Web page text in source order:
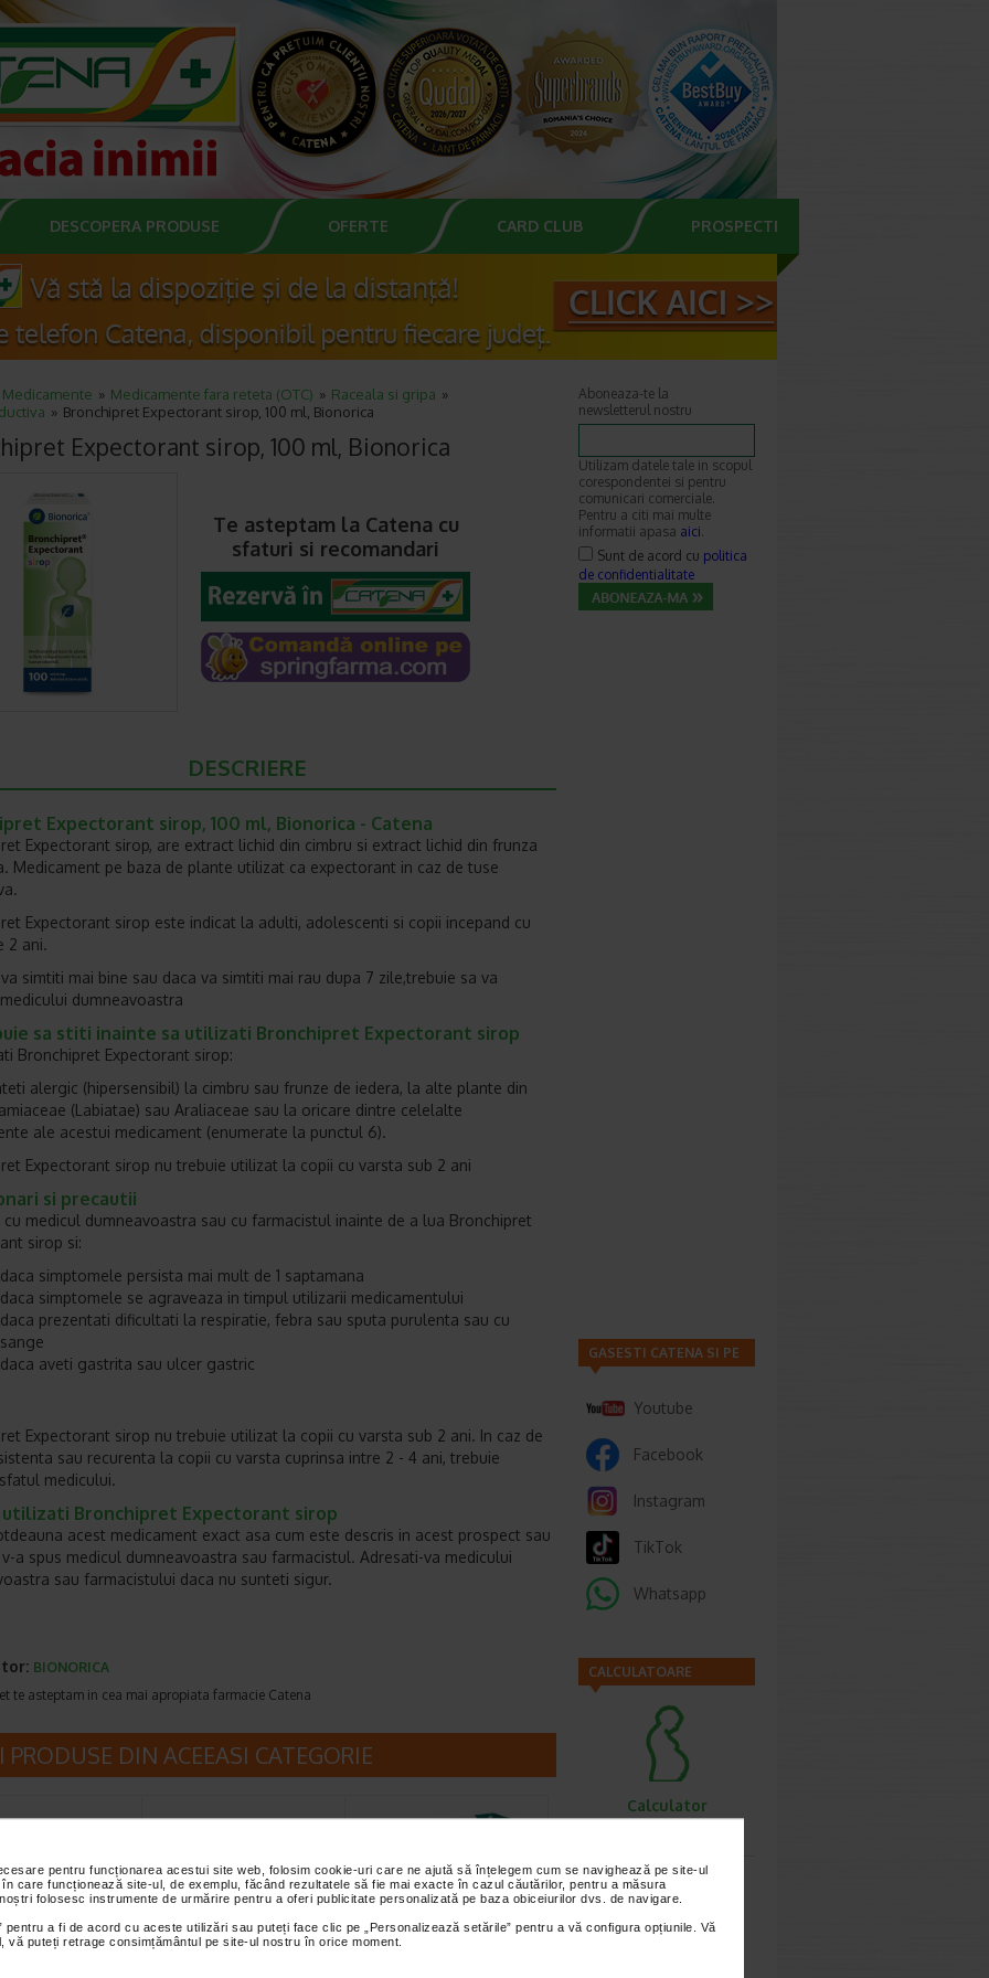
pentru funcționarea acestui site web, folosim cookie-uri care ne ajută să înțelegem cum se navighează pe site-ul
care funcționează site-ul, de exemplu, făcând rezultatele să fie mai exacte în cazul căutărilor, pentru a măsura
folosesc instrumente de urmărire pentru a oferi publicitate personalizată pe baza obiceiurilor dvs. de navigare.
pentru a fi de acord cu aceste utilizări sau puteți face clic pe „Personalizează setările” pentru a vă configura opțiunile. Vă
puteți retrage consimțământul pe site-ul nostru în orice moment.
DESCOPERA PRODUSE OFERTE CARD CLUB PROSPECTE
Medicamente Medicamente fara reteta (OTC)
Raceala si gripa
Bronchipret Expectorant sirop, 100 ml, Bionorica
Expectorant sirop, 100 ml, Bionorica
Te asteptam la Catena cu
sfaturi si recomandari
DESCRIERE
Expectorant sirop, 100 ml, Bionorica - Catena
Expectorant sirop, are extract lichid din cimbru si extract lichid din frunza
Medicament pe baza de plante utilizat ca expectorant in caz de tuse
Expectorant sirop este indicat la adulti, adolescenti si copii incepand cu
2 ani.
simtiti mai bine sau daca va simtiti mai rau dupa 7 zile,trebuie sa va
dumneavoastra
sa stiti inainte sa utilizati Bronchipret Expectorant sirop
Bronchipret Expectorant sirop:
alergic (hipersensibil) la cimbru sau frunze de iedera, la alte plante din
(Labiatae) sau Araliaceae sau la oricare dintre celelalte
ale acestui medicament (enumerate la punctul 6).
Expectorant sirop nu trebuie utilizat la copii cu varsta sub 2 ani
si precautii
cu medicul dumneavoastra sau cu farmacistul inainte de a lua Bronchipret
sirop si:
daca simptomele persista mai mult de 1 saptamana
daca simptomele se agraveaza in timpul utilizarii medicamentului
daca prezentati dificultati la respiratie, febra sau sputa purulenta sau cu
sange
daca aveti gastrita sau ulcer gastric
Expectorant sirop nu trebuie utilizat la copii cu varsta sub 2 ani. In caz de
sau recurenta la copii cu varsta cuprinsa intre 2 - 4 ani, trebuie
medicului.
utilizati Bronchipret Expectorant sirop
acest medicament exact asa cum este descris in acest prospect sau
a spus medicul dumneavoastra sau farmacistul. Adresati-va medicului
sau farmacistului daca nu sunteti sigur.
BIONORICA
te asteptam in cea mai apropiata farmacie Catena
PRODUSE DIN ACEEASI CATEGORIE
Aboneaza-te la
newsletterul nostru
Utilizam datele tale in scopul
corespondentei si pentru
comunicari comerciale.
Pentru a citi mai multe
informatii apasa aici.
Sunt de acord cu politica
de confidentialitate
GASESTI CATENA SI PE
Youtube
Facebook
Instagram
TikTok
Whatsapp
CALCULATOARE
Calculator
sarcina